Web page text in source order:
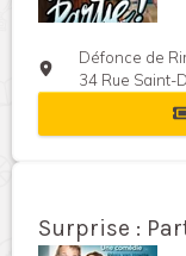
Défonce de
34 Rue Saint-
Surprise :